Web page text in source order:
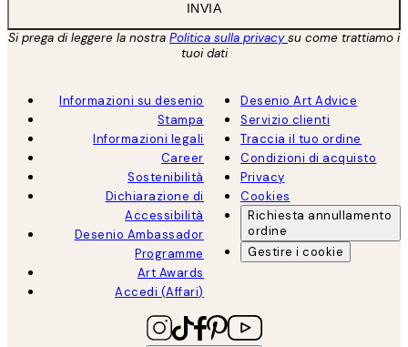
INVIA
Si prega di leggere la nostra Politica sulla privacysu come trattiamo i
tuoi dati
Informazioni su desenio
Stampa
Informazioni legali
Career
Sostenibilità
Dichiarazione di
Accessibilità
Desenio Ambassador
Programme
Art Awards
Accedi (Affari)
Desenio Art Advice
Servizio clienti
Traccia il tuo ordine
Condizioni di acquisto
Privacy
Cookies
Richiesta annullamento
ordine
Gestire i cookie